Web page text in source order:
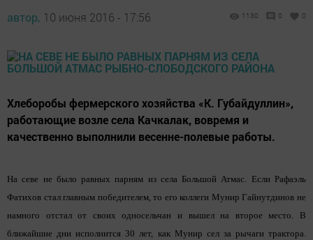
автор, 10 июня 2016 - 17:56 1130 0 0
Хлеборобы фермерского хозяйства «К. Губайдуллин»,
работающие возле села Качкалак, вовремя и
качественно выполнили весенне-полевые работы.
На севе не было равных парням из села Большой Атмас. Если Рафаэль
Фатихов стал главным победителем, то его коллеги Мунир Гайнутдинов не
намного отстал от своих односельчан и вышел на второе место. В
ближайшие дни исполнится 30 лет, как Мунир сел за рычаги трактора.